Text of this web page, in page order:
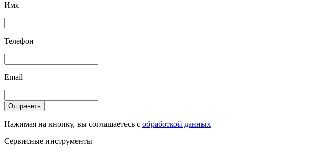
Имя
Телефон
Email
Отправить
Нажимая на кнопку, вы соглашаетесь с обработкой данных
Сервисные инструменты